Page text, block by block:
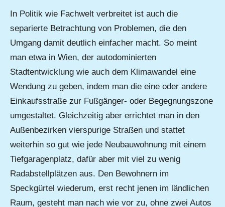
In Politik wie Fachwelt verbreitet ist auch die
separierte Betrachtung von Problemen, die den
Umgang damit deutlich einfacher macht. So meint
man etwa in Wien, der autodominierten
Stadtentwicklung wie auch dem Klimawandel eine
Wendung zu geben, indem man die eine oder andere
Einkaufsstraße zur Fußgänger- oder Begegnungszone
umgestaltet. Gleichzeitig aber errichtet man in den
Außenbezirken vierspurige Straßen und stattet
weiterhin so gut wie jede Neubauwohnung mit einem
Tiefgaragenplatz, dafür aber mit viel zu wenig
Radabstellplätzen aus. Den Bewohnern im
Speckgürtel wiederum, erst recht jenen im ländlichen
Raum, gesteht man nach wie vor zu, ohne zwei Autos